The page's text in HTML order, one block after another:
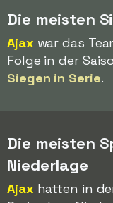
Die meisten
Ajax war das
Folge in der
Siegen in Serie.
Die meisten
Niederlage
Ajax hatten in